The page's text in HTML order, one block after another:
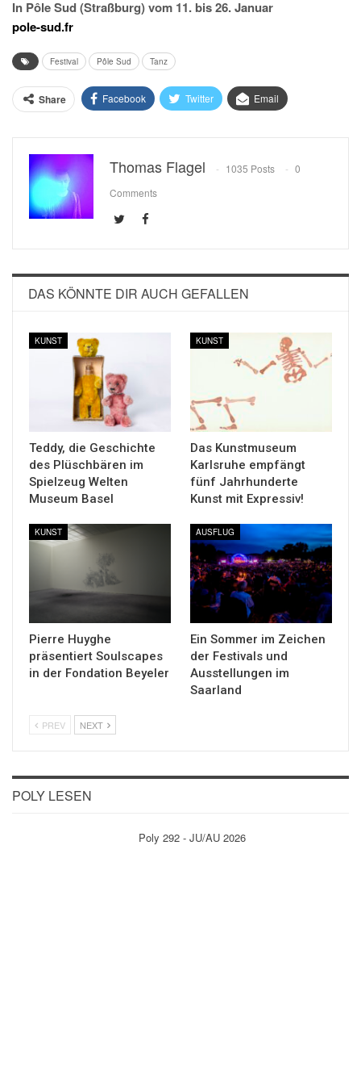
In Pôle Sud (Straßburg) vom 11. bis 26. Januar
pole-sud.fr
Festival Pôle Sud Tanz
Share Facebook Twitter Email
Thomas Flagel 1035 Posts
0
Comments
DAS KÖNNTE DIR AUCH GEFALLEN
KUNST
Teddy, die Geschichte
des Plüschbären im
Spielzeug Welten
Museum Basel
KUNST
Das Kunstmuseum
Karlsruhe empfängt
fünf Jahrhunderte
Kunst mit Expressiv!
KUNST
Pierre Huyghe
präsentiert Soulscapes
in der Fondation Beyeler
AUSFLUG
Ein Sommer im Zeichen
der Festivals und
Ausstellungen im
Saarland
PREV NEXT
POLY LESEN
Poly 292 - JU/AU 2026